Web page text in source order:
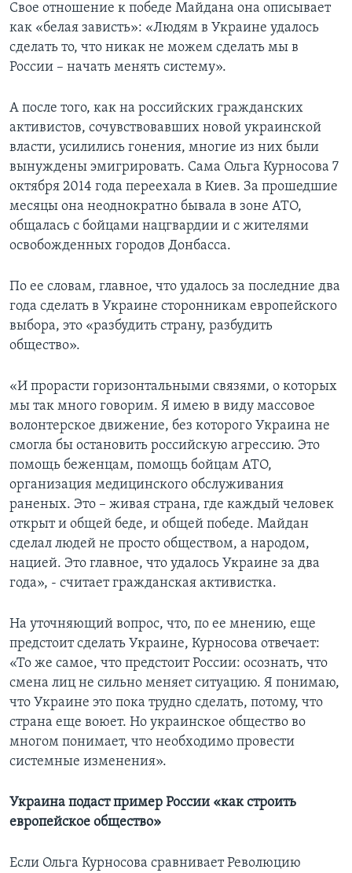
Свое отношение к победе Майдана она описывает
как «белая зависть»: «Людям в Украине удалось
сделать то, что никак не можем сделать мы в
России – начать менять систему».
А после того, как на российских гражданских
активистов, сочувствовавших новой украинской
власти, усилились гонения, многие из них были
вынуждены эмигрировать. Сама Ольга Курносова 7
октября 2014 года переехала в Киев. За прошедшие
месяцы она неоднократно бывала в зоне АТО,
общалась с бойцами нацгвардии и с жителями
освобожденных городов Донбасса.
По ее словам, главное, что удалось за последние два
года сделать в Украине сторонникам европейского
выбора, это «разбудить страну, разбудить
общество».
«И прорасти горизонтальными связями, о которых
мы так много говорим. Я имею в виду массовое
волонтерское движение, без которого Украина не
смогла бы остановить российскую агрессию. Это
помощь беженцам, помощь бойцам АТО,
организация медицинского обслуживания
раненых. Это – живая страна, где каждый человек
открыт и общей беде, и общей победе. Майдан
сделал людей не просто обществом, а народом,
нацией. Это главное, что удалось Украине за два
года», - считает гражданская активистка.
На уточняющий вопрос, что, по ее мнению, еще
предстоит сделать Украине, Курносова отвечает:
«То же самое, что предстоит России: осознать, что
смена лиц не сильно меняет ситуацию. Я понимаю,
что Украине это пока трудно сделать, потому, что
страна еще воюет. Но украинское общество во
многом понимает, что необходимо провести
системные изменения».
Украина подаст пример России «как строить
европейское общество»
Если Ольга Курносова сравнивает Революцию